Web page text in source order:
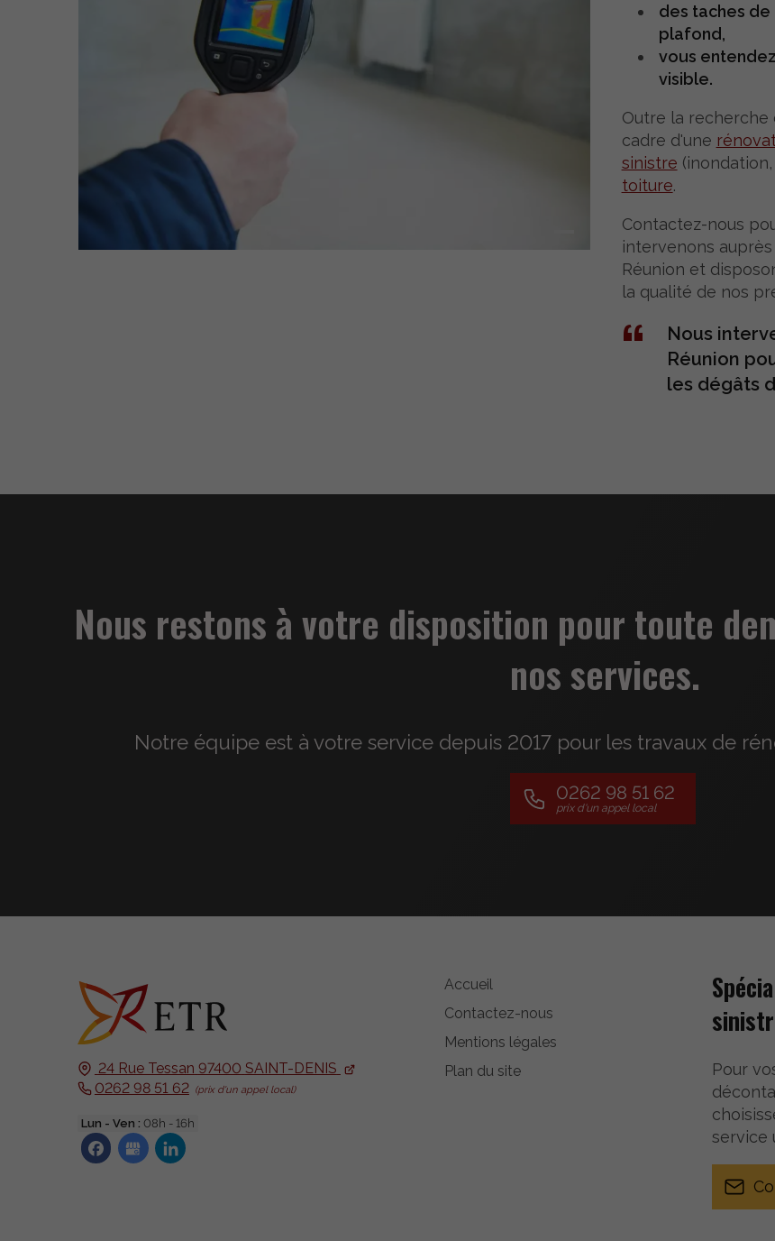
des taches de
plafond,
vous
visible.
Outre la recherche
cadre d'une
sinistre
toiture.
Contactez-nous
intervenons
Réunion et
la qualité de nos
Nous
Réunion
les dégâts
Nous restons à votre disposition pour toute
nos services.
Notre équipe est à votre service depuis 2017 pour les travaux de
0262 98 51 62
24 Rue Tessan 97400 SAINT-DENIS
0262 98 51 62
Lun - Ven : 08h - 16h
Accueil
Contactez-nous
Mentions légales
Plan du site
Pour
service